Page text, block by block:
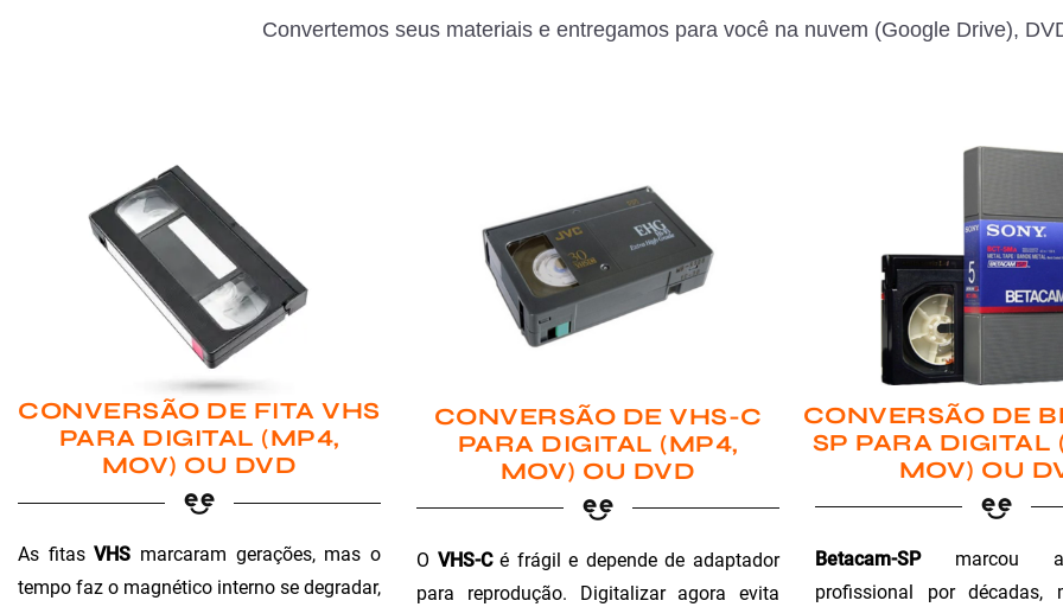
Convertemos seus materiais e entregamos para você na nuvem (Google Drive),
CONVERSÃO DE FITA VHS
PARA DIGITAL (MP4,
MOV) OU DVD
As fitasVHS marcaram gerações, mas o
tempo faz o magnético interno se degradar,
CONVERSÃO DE VHS-C
PARA DIGITAL (MP4,
MOV) OU DVD
O VHS-Cé frágil e depende de adaptador
para reprodução. Digitalizar agora evita
CONVERSÃO DE
SP PARA DIGITAL
MOV) OU
Betacam-SPmarcou a
profissional por